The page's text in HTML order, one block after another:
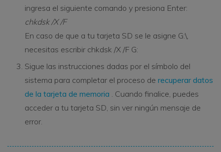
ingresa el siguiente comando y presiona Enter:
chkdsk /X /F
En caso de que a tu tarjeta SD se le asigne G:\,
necesitas escribir chkdsk /X /F G:
Sigue las instrucciones dadas por el símbolo del
sistema para completar el proceso de recuperar datos
de la tarjeta de memoria . Cuando finalice, puedes
acceder a tu tarjeta SD, sin ver ningún mensaje de
error.